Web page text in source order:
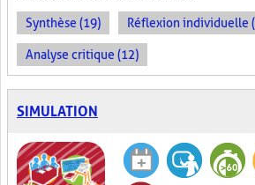
Synthèse (19) Réflexion individuelle
Analyse critique (12)
SIMULATION